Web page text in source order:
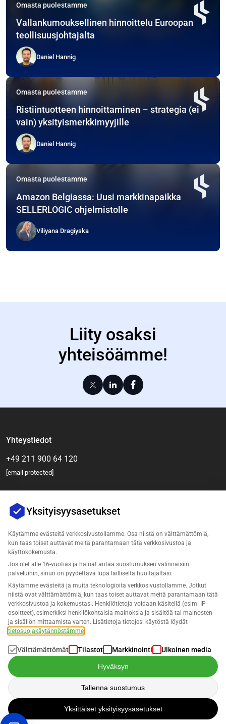
Omasta puolestamme
Vallankumouksellinen hinnoittelu Euroopan
teollisuusjohtajalta
Daniel Hannig
Omasta puolestamme
Ristiintuotteen hinnoittaminen – strategia (ei
vain) yksityismerkkimyyjille
Daniel Hannig
Omasta puolestamme
Amazon Belgiassa: Uusi markkinapaikka
SELLERLOGIC ohjelmistolle
Viliyana Dragiyska
Liity osaksi
yhteisöämme!
Yhteystiedot
+49 211 900 64 120
[email protected]
Yritys
Tuki
Ratkaisut Lost & Found varten
Tietoja käsitellään meidän Tietosuojakäytännönmukaisesti
Tekijänoikeus © 2026 SELLERLOGIC. Kaikki oikeudet pidätetään.
Yksityisyysasetukset
Käytämme evästeitä verkkosivustollamme. Osa niistä on välttämättömiä,
kun taas toiset auttavat meitä parantamaan tätä verkkosivustoa ja
käyttökokemusta.
Jos olet alle 16-vuotias ja haluat antaa suostumuksen valinnaisiin
palveluihin, sinun on pyydettävä lupa lailliselta huoltajaltasi.
Käytämme evästeitä ja muita teknologioita verkkosivustollamme. Jotkut
niistä ovat välttämättömiä, kun taas toiset auttavat meitä parantamaan tätä
verkkosivustoa ja kokemustasi. Henkilötietoja voidaan käsitellä (esim. IP-
osoitteet), esimerkiksi henkilökohtaisia mainoksia ja sisältöä tai mainosten
ja sisällön mittaamista varten. Lisätietoja tietojesi käytöstä löydät
tietosuojakäytännöstämme
Välttämättömät Tilastot Markkinointi Ulkoinen media
Hyväksyn
Tallenna suostumus
Yksittäiset yksityisyysasetukset